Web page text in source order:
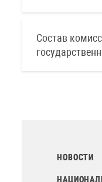
Состав
НОВОСТИ